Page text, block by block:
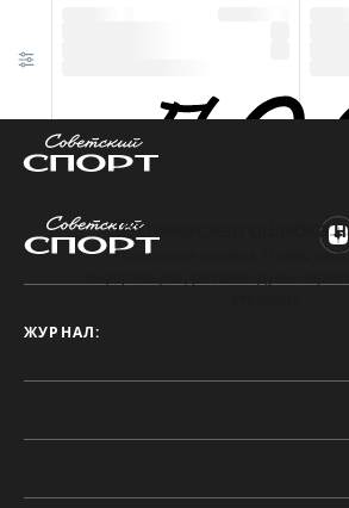
Техническая ошибка
Произошла ошибка. Чтобы
ЖУРНАЛ: